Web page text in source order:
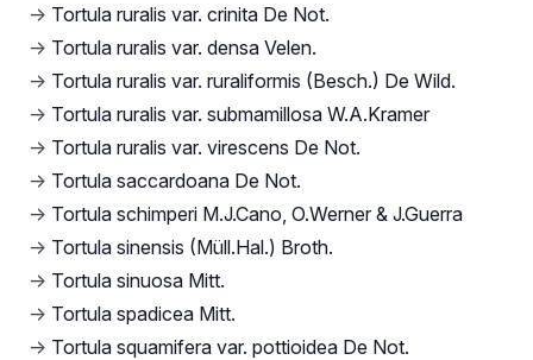
→ Tortula ruralis var. crinita De Not.
→ Tortula ruralis var. densa Velen.
→ Tortula ruralis var. ruraliformis (Besch.) De Wild.
→ Tortula ruralis var. submamillosa W.A.Kramer
→ Tortula ruralis var. virescens De Not.
→ Tortula saccardoana De Not.
→ Tortula schimperi M.J.Cano, O.Werner & J.Guerra
→ Tortula sinensis (Müll.Hal.) Broth.
→ Tortula sinuosa Mitt.
→ Tortula spadicea Mitt.
→ Tortula squamifera var. pottioidea De Not.